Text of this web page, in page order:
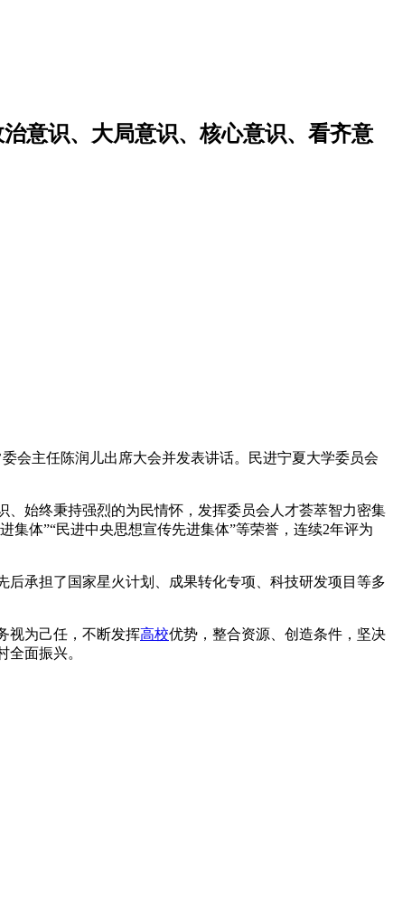
意识、大局意识、核心意识、看齐意
委会主任陈润儿出席大会并发表讲话。民进宁夏大学委员会
始终秉持强烈的为民情怀，发挥委员会人才荟萃智力密集
集体”“民进中央思想宣传先进集体”等荣誉，连续2年评为
承担了国家星火计划、成果转化专项、科技研发项目等多
视为己任，不断发挥高校优势，整合资源、创造条件，坚决
全面振兴。